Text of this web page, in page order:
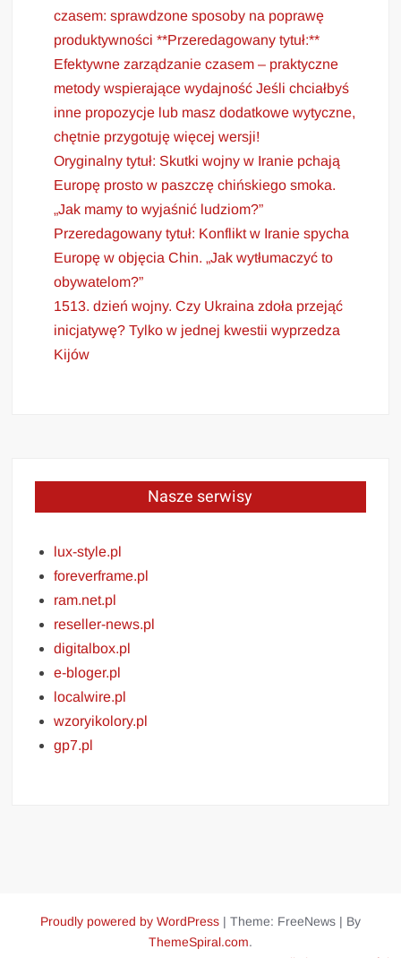
czasem: sprawdzone sposoby na poprawę
produktywności **Przeredagowany tytuł:**
Efektywne zarządzanie czasem – praktyczne
metody wspierające wydajność Jeśli chciałbyś
inne propozycje lub masz dodatkowe wytyczne,
chętnie przygotuję więcej wersji!
Oryginalny tytuł: Skutki wojny w Iranie pchają
Europę prosto w paszczę chińskiego smoka.
„Jak mamy to wyjaśnić ludziom?”
Przeredagowany tytuł: Konflikt w Iranie spycha
Europę w objęcia Chin. „Jak wytłumaczyć to
obywatelom?”
1513. dzień wojny. Czy Ukraina zdoła przejąć
inicjatywę? Tylko w jednej kwestii wyprzedza
Kijów
Nasze serwisy
lux-style.pl
foreverframe.pl
ram.net.pl
reseller-news.pl
digitalbox.pl
e-bloger.pl
localwire.pl
wzoryikolory.pl
gp7.pl
Proudly powered by WordPress | Theme: FreeNews | By
ThemeSpiral.com.